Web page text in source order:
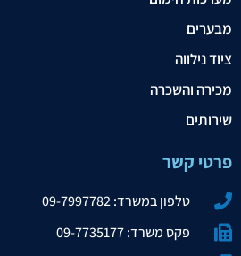
מבערים
ציוד נילווה
מכירה והשכרה
שירותים
פרטי קשר
טלפון במשרד: 09-7997782
פקס משרד: 09-7735177